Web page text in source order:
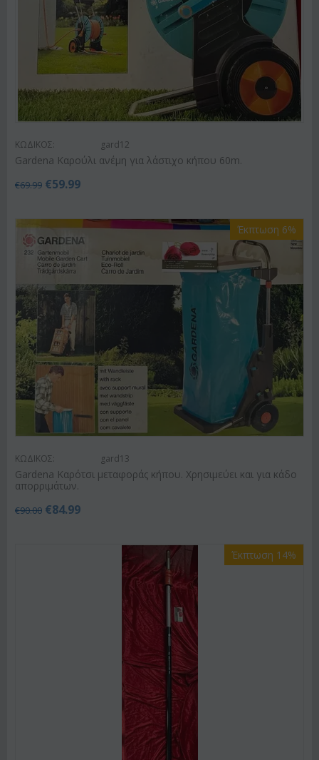
ΚΩΔΙΚΟΣ: gard12
Gardena Kαρούλι ανέμη για λάστιχο κήπου 60m.
€69.99 €59.99
Έκπτωση 6%
ΚΩΔΙΚΟΣ: gard13
Gardena Καρότσι μεταφοράς κήπου. Χρησιμεύει και για κάδο
απορριμάτων.
€90.00 €84.99
Έκπτωση 14%